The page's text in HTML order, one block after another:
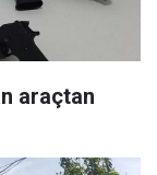
araçtan